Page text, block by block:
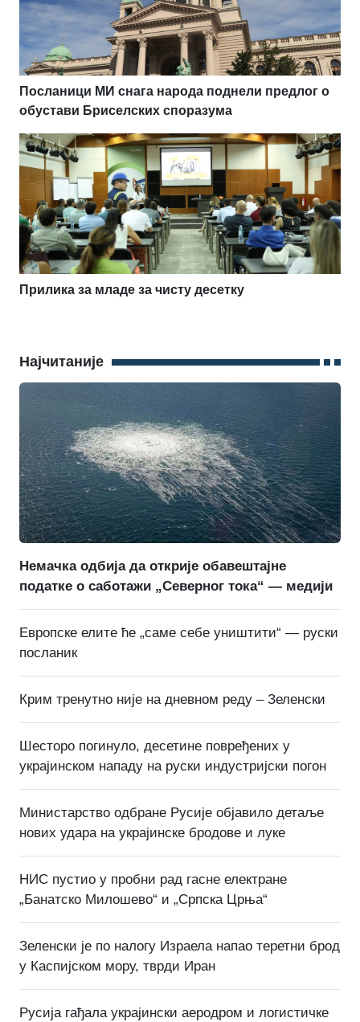
Посланици МИ снага народа поднели предлог о
обустави Бриселских споразума
Прилика за младе за чисту десетку
Најчитаније
Немачка одбија да открије обавештајне
податке о саботажи „Северног тока“ — медији
Европске елите ће „саме себе уништити“ — руски
посланик
Крим тренутно није на дневном реду – Зеленски
Шесторо погинуло, десетине повређених у
украјинском нападу на руски индустријски погон
Министарство одбране Русије објавило детаље
нових удара на украјинске бродове и луке
НИС пустио у пробни рад гасне електране
„Банатско Милошево“ и „Српска Црња“
Зеленски је по налогу Израела напао теретни брод
у Каспијском мору, тврди Иран
Русија гађала украјински аеродром и логистичке